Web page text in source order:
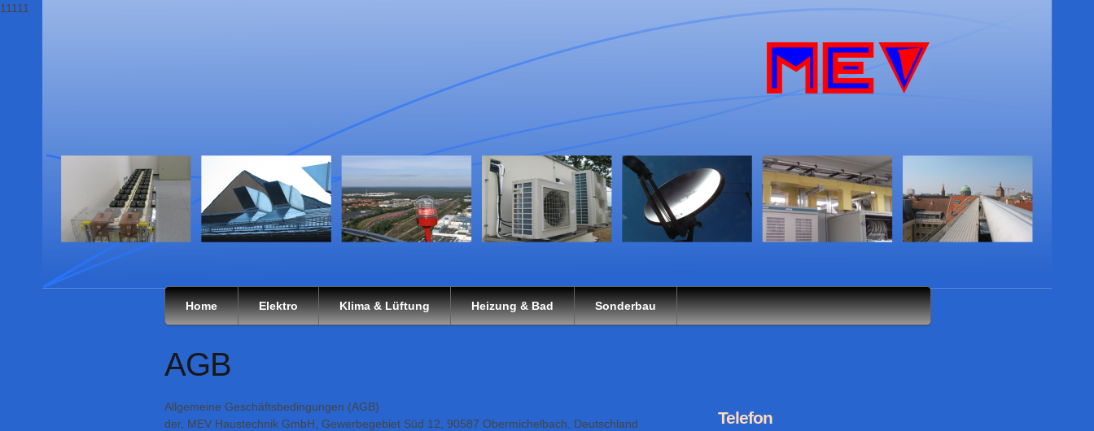
11111
Home Elektro Klima & Lüftung Heizung & Bad Sonderbau
AGB
Allgemeine Geschäftsbedingungen (AGB)
der, MEV Haustechnik GmbH, Gewerbegebiet Süd 12, 90587 Obermichelbach, Deutschland
Telefon